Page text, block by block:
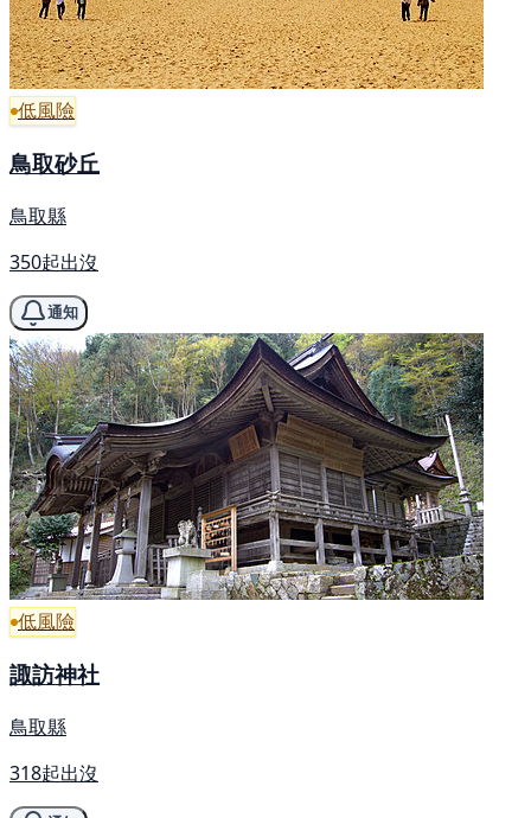
低風險
鳥取砂丘
鳥取縣
350起出沒
通知
低風險
諏訪神社
鳥取縣
318起出沒